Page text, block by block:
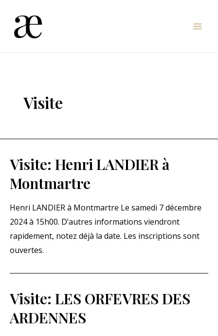
contenu
Visite
Visite: Henri LANDIER à
Montmartre
Henri LANDIER à Montmartre Le samedi 7 décembre
2024 à 15h00. D’autres informations viendront
rapidement, notez déjà la date. Les inscriptions sont
ouvertes.
Visite: LES ORFEVRES DES
ARDENNES